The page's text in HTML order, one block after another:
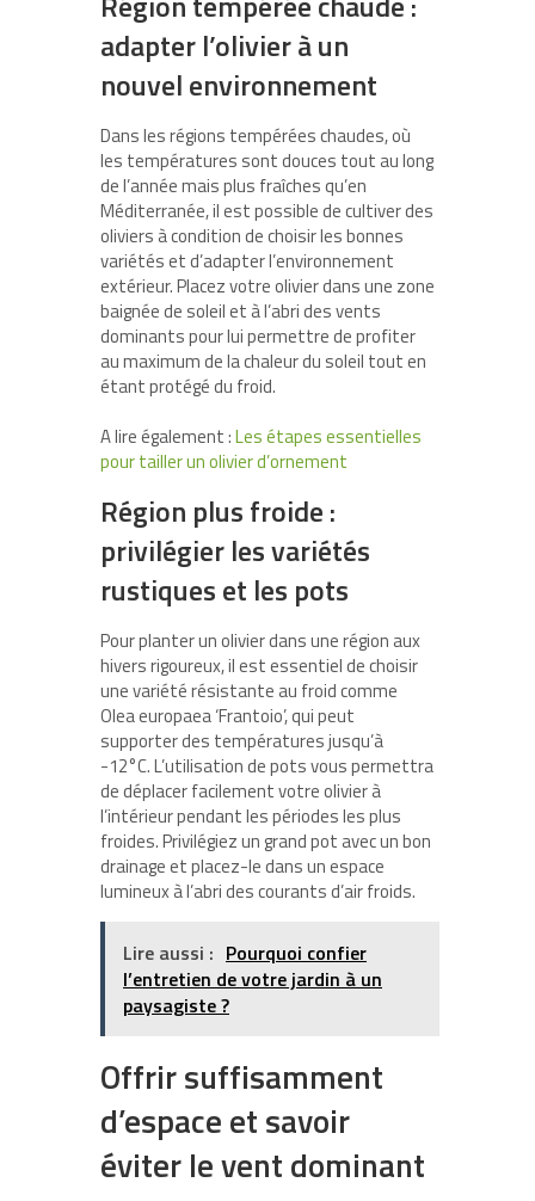
adapter l’olivier à un
nouvel environnement
Dans les régions tempérées chaudes, où
les températures sont douces tout au long
de l’année mais plus fraîches qu’en
Méditerranée, il est possible de cultiver des
oliviers à condition de choisir les bonnes
variétés et d’adapter l’environnement
extérieur. Placez votre olivier dans une zone
baignée de soleil et à l’abri des vents
dominants pour lui permettre de profiter
au maximum de la chaleur du soleil tout en
étant protégé du froid.
A lire également :Les étapes essentielles
pour tailler un olivier d’ornement
Région plus froide :
privilégier les variétés
rustiques et les pots
Pour planter un olivier dans une région aux
hivers rigoureux, il est essentiel de choisir
une variété résistante au froid comme
Olea europaea ‘Frantoio’, qui peut
supporter des températures jusqu’à
-12°C. L’utilisation de pots vous permettra
de déplacer facilement votre olivier à
l’intérieur pendant les périodes les plus
froides. Privilégiez un grand pot avec un bon
drainage et placez-le dans un espace
lumineux à l’abri des courants d’air froids.
Lire aussi : Pourquoi confier
l’entretien de votre jardin à un
paysagiste ?
Offrir suffisamment
d’espace et savoir
éviter le vent dominant